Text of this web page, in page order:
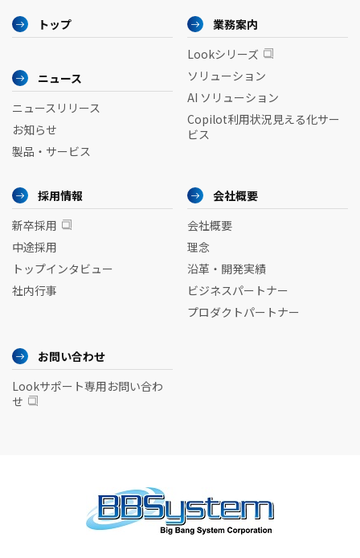
トップ
ニュース
ニュースリリース
お知らせ
製品・サービス
業務案内
Lookシリーズ
ソリューション
AI ソリューション
Copilot利用状況見える化サー
ビス
採用情報
新卒採用
中途採用
トップインタビュー
社内行事
会社概要
会社概要
理念
沿革・開発実績
ビジネスパートナー
プロダクトパートナー
お問い合わせ
Lookサポート専用お問い合わ
せ